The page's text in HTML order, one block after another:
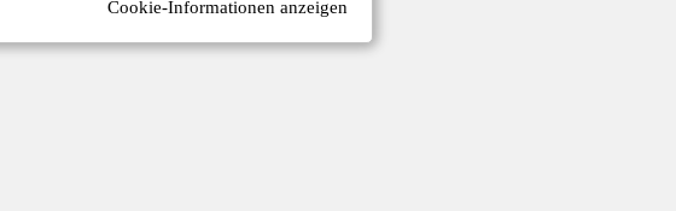
Cookie-Informationen anzeigen